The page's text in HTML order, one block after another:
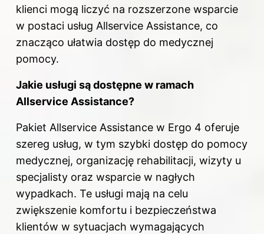
klienci mogą liczyć na rozszerzone wsparcie
w postaci usług Allservice Assistance, co
znacząco ułatwia dostęp do medycznej
pomocy.
Jakie usługi są dostępne w ramach
Allservice Assistance?
Pakiet Allservice Assistance w Ergo 4 oferuje
szereg usług, w tym szybki dostęp do pomocy
medycznej, organizację rehabilitacji, wizyty u
specjalisty oraz wsparcie w nagłych
wypadkach. Te usługi mają na celu
zwiększenie komfortu i bezpieczeństwa
klientów w sytuacjach wymagających